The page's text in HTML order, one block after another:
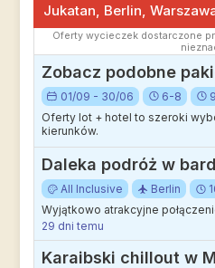
Jukatan, Berlin,
Oferty wycieczek dostarczone
Zobacz podobne
01/09 - 30/06 6-8
Oferty lot + hotel to szeroki
kierunków.
Daleka podróż w
All Inclusive Berlin
Wyjątkowo atrakcyjne
29 dni temu
Karaibski chillout w